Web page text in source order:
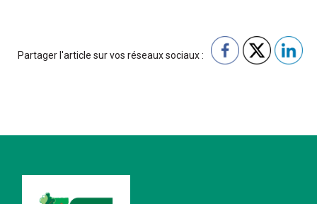
Partager l'article sur vos réseaux sociaux :